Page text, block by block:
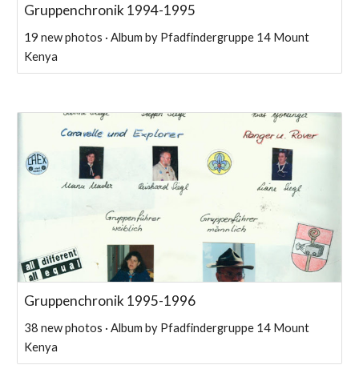
Gruppenchronik 1994-1995
19 new photos · Album by Pfadfindergruppe 14 Mount
Kenya
Gruppenchronik 1995-1996
38 new photos · Album by Pfadfindergruppe 14 Mount
Kenya